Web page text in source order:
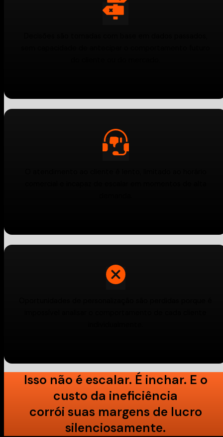
Isso não é escalar. É inchar. E o
custo da ineficiência
corrói suas margens de lucro
silenciosamente.